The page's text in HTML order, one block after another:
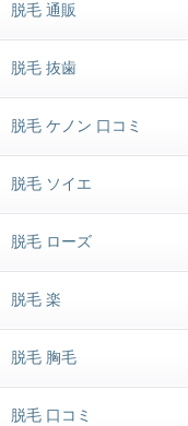
脱毛 通販
脱毛 抜歯
脱毛 ケノン 口コミ
脱毛 ソイエ
脱毛 ローズ
脱毛 楽
脱毛 胸毛
脱毛 口コミ